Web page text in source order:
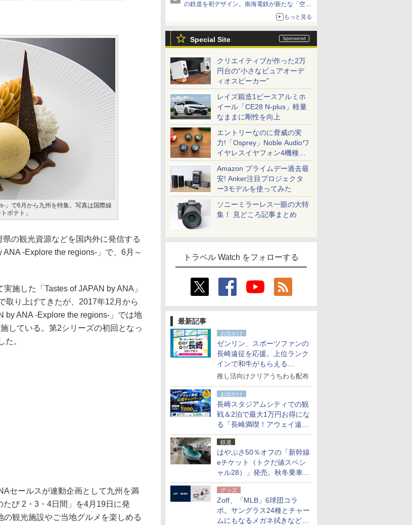
の鉄道を初デザイン。南海電鉄が新たな「空港
もっと見る
Special Site
クリエイティブが作った2万
円台の“小さなピュアオーデ
ィオスピーカー”
レイズ鍛造1ピースアルミホ
イール「CE28 N-plus」軽量
なままに剛性を向上
エントリーなのに脅威の実
力!「Osprey」Noble Audioワ
イヤレスイヤフォン4機種を
一気に聴く
Amazon プライムデー過去最
安! Anker注目プロジェクタ
ー3モデルを使ってみた
ソニーミラーレス一眼の大特
集！ 見どころ記事まとめ
トラベル Watch をフォローする
最新記事
お出かけ
ゼンリン、スポーツファンの
長崎遠征を応援。上位ランク
インで和牛がもらえる
「GO！GO！長崎スタンプラ
推し活向けクリアうちわも配布
お出かけ
長崎スタジアムシティでの観
戦＆2泊で最大1万円お得にな
る「長崎満喫！アウェイ遠征
応援キャンペーン」
鉄道
はやぶさ50％オフの「新幹線
eチケット（トクだ値スペシ
ャル28）」発売。秋冬乗車
分、えきねっと限定
グッズ
Zoff、「MLB」6球団コラ
ボ。サングラス24種とチャー
ムにもなるメガネ拭きなど雑
」で6月から九州を特集。写真は国際線
ポテト」
の観光資源などを国内外に発信する
-Explore the regions-」で、6月～
施した「Tastes of JAPAN by ANA」
取り上げてきたが、2017年12月から
by ANA -Explore the regions-」では地
している。第2シリーズの初回となっ
た。
セールスが連動企画として九州を満
たび 2・3・4日間」を4月19日に発
観光施設やご当地グルメを楽しめる